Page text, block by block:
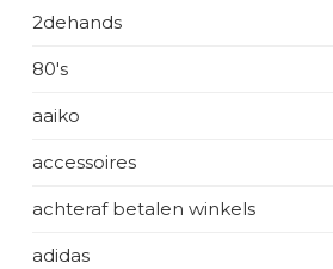
2dehands
80's
aaiko
accessoires
achteraf betalen winkels
adidas